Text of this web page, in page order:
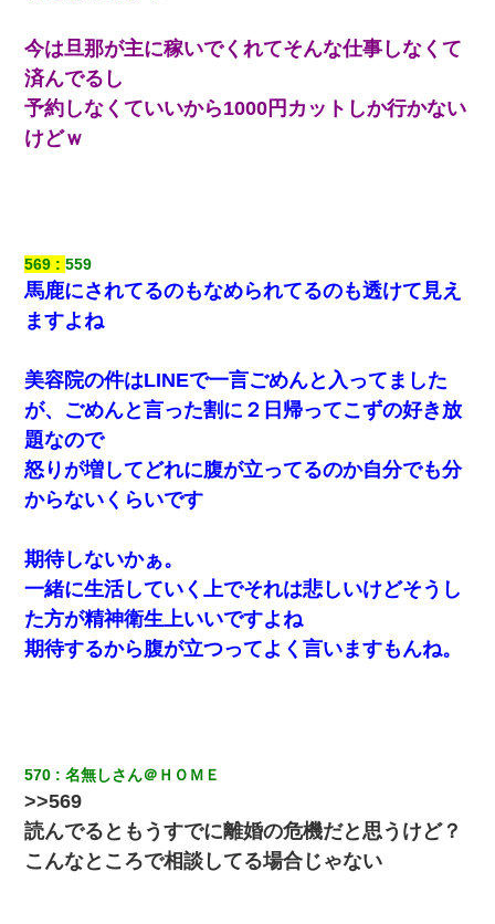
今は旦那が主に稼いでくれてそんな仕事しなくて
済んでるし
予約しなくていいから1000円カットしか行かない
けどｗ
569 559
馬鹿にされてるのもなめられてるのも透けて見え
ますよね
美容院の件はLINEで一言ごめんと入ってました
が、ごめんと言った割に２日帰ってこずの好き放
題なので
怒りが増してどれに腹が立ってるのか自分でも分
からないくらいです
期待しないかぁ。
一緒に生活していく上でそれは悲しいけどそうし
た方が精神衛生上いいですよね
期待するから腹が立つってよく言いますもんね。
570 名無しさん＠ＨＯＭＥ
>>569
読んでるともうすでに離婚の危機だと思うけど？
こんなところで相談してる場合じゃない